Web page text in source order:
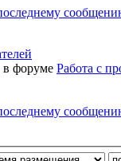
в форуме Работа с